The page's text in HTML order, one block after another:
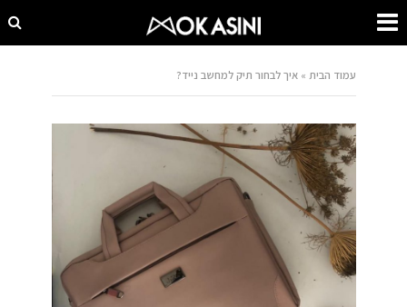
עמוד הבית »איך לבחור תיק למחשב נייד?